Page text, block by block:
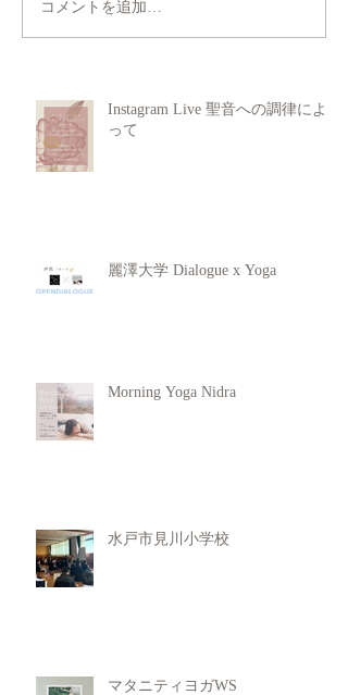
コメントを追加…
Instagram Live 聖音への調律によ
って
麗澤大学 Dialogue x Yoga
Morning Yoga Nidra
水戸市見川小学校
マタニティヨガWS